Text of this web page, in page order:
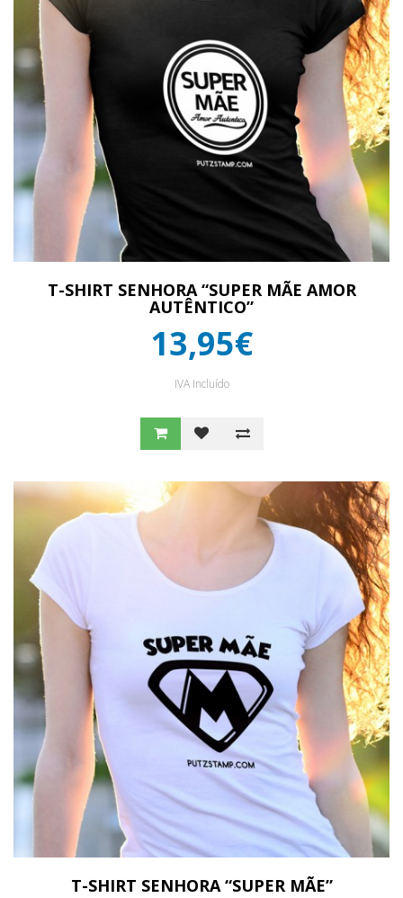
T-SHIRT SENHORA “SUPER MÃE AMOR
AUTÊNTICO”
13,95€
IVA Incluído
T-SHIRT SENHORA “SUPER MÃE”